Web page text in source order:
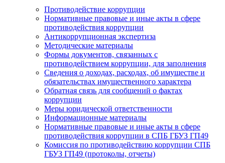
Противодействие коррупции
Нормативные правовые и иные акты в сфере
противодействия коррупции
Антикоррупционная экспертиза
Методические материалы
Формы документов, связанных с
противодействием коррупции, для заполнения
Сведения о доходах, расходах, об имуществе и
обязательствах имущественного характера
Обратная связь для сообщений о фактах
коррупции
Меры юридической ответственности
Информационные материалы
Нормативные правовые и иные акты в сфере
противодействия коррупции в СПБ ГБУЗ ГП49
Комиссия по противодействию коррупции СПБ
ГБУЗ ГП49 (протоколы, отчеты)